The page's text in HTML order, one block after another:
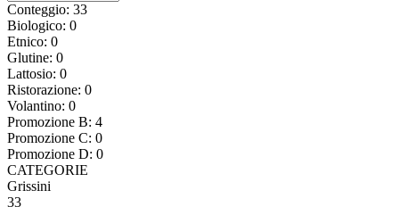
Conteggio: 33
Biologico: 0
Etnico: 0
Glutine: 0
Lattosio: 0
Ristorazione: 0
Volantino: 0
Promozione B: 4
Promozione C: 0
Promozione D: 0
CATEGORIE
Grissini
33